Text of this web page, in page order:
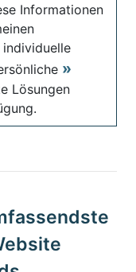
Informationen
Lösungen